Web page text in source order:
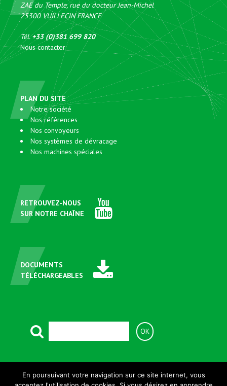
ZAE du Temple, rue du docteur Jean-Michel
25300 VUILLECINFRANCE
Tél. +33 (0)381 699 820
Nous contacter
PLAN DU SITE
Notre société
Nos références
Nos convoyeurs
Nos systèmes de dévracage
Nos machines spéciales
RETROUVEZ-NOUS
SUR NOTRE CHAÎNE
DOCUMENTS
TÉLÉCHARGEABLES
+33 (0)381 699 820
En poursuivant votre navigation sur ce site internet, vous